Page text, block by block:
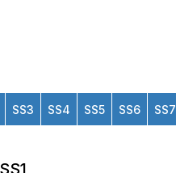
SS3 SS4 SS5 SS6 SS7